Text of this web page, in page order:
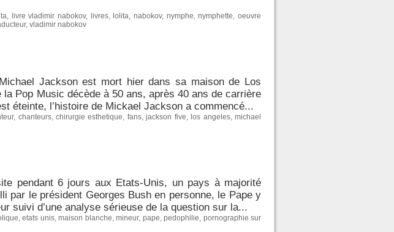
, livre vladimir nabokov, livres, lolita, nabokov, nymphe,nymphette,oeuvre
, vladimir nabokov
Jackson est mort hier dans sa maison de Los
Pop Music décède à 50 ans, après 40 ans de carrière
éteinte, l’histoire de Mickael Jackson a commencé...
, chanteurs, chirurgie esthetique, fans,jackson five, los angeles, michael
pendant 6 jours aux Etats-Unis, un pays à majorité
par le président Georges Bush en personne, le Pape y
suivi d’une analyse sérieuse de la question sur la...
, etats unis, maison blanche, mineur, pape, pedophilie, pornographie sur